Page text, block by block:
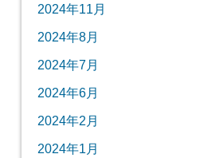
2024年11月
2024年8月
2024年7月
2024年6月
2024年2月
2024年1月